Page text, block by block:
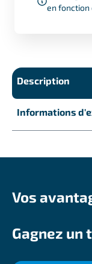
en fonction
Description
Informations
Vos
Gagnez un